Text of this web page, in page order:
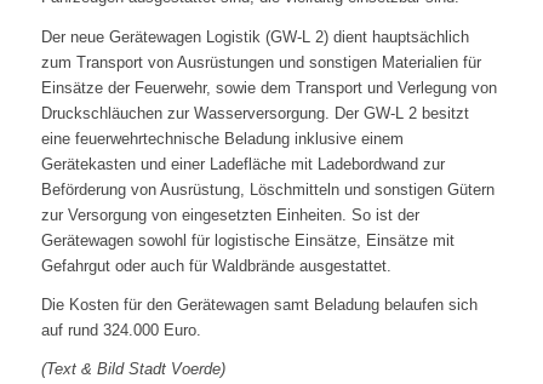
Der neue Gerätewagen Logistik (GW-L 2) dient hauptsächlich
zum Transport von Ausrüstungen und sonstigen Materialien für
Einsätze der Feuerwehr, sowie dem Transport und Verlegung von
Druckschläuchen zur Wasserversorgung. Der GW-L 2 besitzt
eine feuerwehrtechnische Beladung inklusive einem
Gerätekasten und einer Ladefläche mit Ladebordwand zur
Beförderung von Ausrüstung, Löschmitteln und sonstigen Gütern
zur Versorgung von eingesetzten Einheiten. So ist der
Gerätewagen sowohl für logistische Einsätze, Einsätze mit
Gefahrgut oder auch für Waldbrände ausgestattet.
Die Kosten für den Gerätewagen samt Beladung belaufen sich
auf rund 324.000 Euro.
(Text & Bild Stadt Voerde)